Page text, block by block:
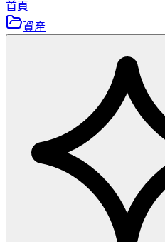
首頁
資產